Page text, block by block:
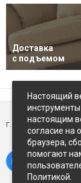
Доставка
с подъемом
г.
Настоящий
настоящим
согласие на
браузера,
помогают
Политикой.